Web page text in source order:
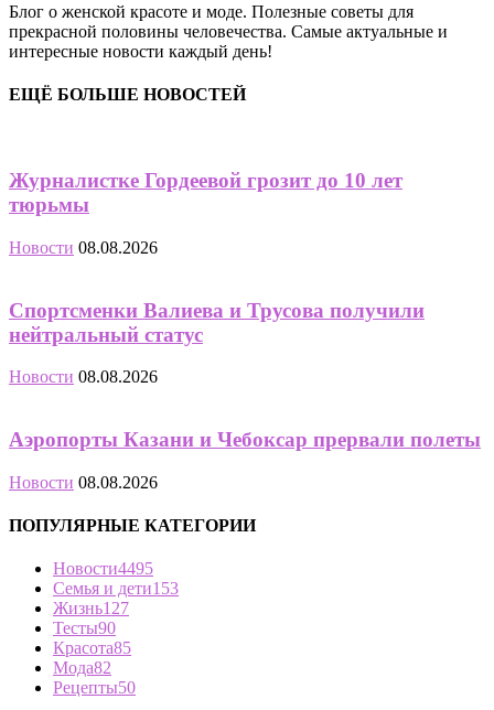
Блог о женской красоте и моде. Полезные советы для
прекрасной половины человечества. Самые актуальные и
интересные новости каждый день!
ЕЩЁ БОЛЬШЕ НОВОСТЕЙ
Журналистке Гордеевой грозит до 10 лет
тюрьмы
Новости 08.08.2026
Спортсменки Валиева и Трусова получили
нейтральный статус
Новости 08.08.2026
Аэропорты Казани и Чебоксар прервали полеты
Новости 08.08.2026
ПОПУЛЯРНЫЕ КАТЕГОРИИ
Новости4495
Семья и дети153
Жизнь127
Тесты90
Красота85
Мода82
Рецепты50